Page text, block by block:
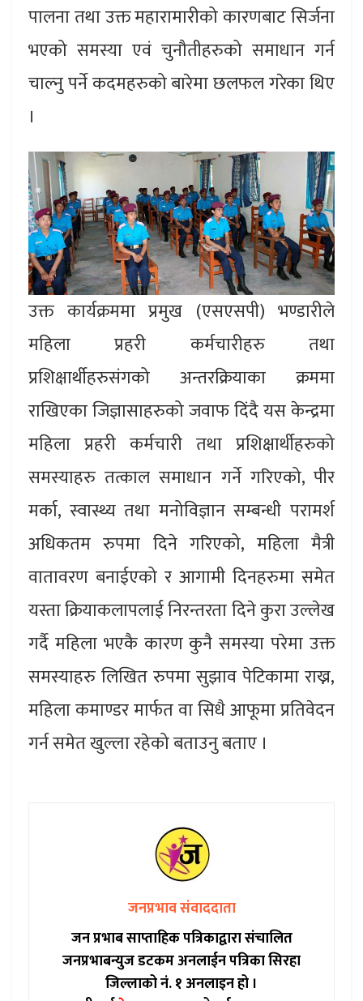
पालना तथा उक्त महारामारीको कारणबाट सिर्जना
भएको समस्या एवं चुनौतीहरुको समाधान गर्न
चाल्नु पर्ने कदमहरुको बारेमा छलफल गरेका थिए
।
उक्त कार्यक्रममा प्रमुख (एसएसपी) भण्डारीले
महिला प्रहरी कर्मचारीहरु तथा
प्रशिक्षार्थीहरुसंगको अन्तरक्रियाका क्रममा
राखिएका जिज्ञासाहरुको जवाफ दिंदै यस केन्द्रमा
महिला प्रहरी कर्मचारी तथा प्रशिक्षार्थीहरुको
समस्याहरु तत्काल समाधान गर्ने गरिएको, पीर
मर्का, स्वास्थ्य तथा मनोविज्ञान सम्बन्धी परामर्श
अधिकतम रुपमा दिने गरिएको, महिला मैत्री
वातावरण बनाईएको र आगामी दिनहरुमा समेत
यस्ता क्रियाकलापलाई निरन्तरता दिने कुरा उल्लेख
गर्दै महिला भएकै कारण कुनै समस्या परेमा उक्त
समस्याहरु लिखित रुपमा सुझाव पेटिकामा राख्न,
महिला कमाण्डर मार्फत वा सिधै आफूमा प्रतिवेदन
गर्न समेत खुल्ला रहेको बताउनु बताए ।
जनप्रभाव संवाददाता
जन प्रभाब साप्ताहिक पत्रिकाद्वारा संचालित
जनप्रभाबन्युज डटकम अनलाईन पत्रिका सिरहा
जिल्लाको नं. १ अनलाइन हो ।